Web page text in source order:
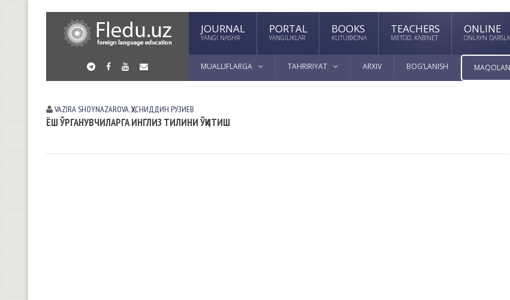
JOURNAL
YANGI NASHR
PORTAL
YANGILIKLAR
BOOKS
KUTUBXONA
TEACHERS
METOD. KABINET
ONLINE
ONLAYN
MUALLIFLARGA TAHRIRIYAT ARXIV BOG’LANISH
VAZIRA SHOYNAZAROVA,ҲУСНИДДИН РУЗИЕВ
ЁШ ЎРГАНУВЧИЛАРГА ИНГЛИЗ ТИЛИНИ ЎҚИТИШ